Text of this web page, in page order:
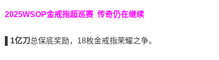
2025WSOP金戒指超巡赛 传奇仍在继续
1亿刀总保底奖励，18枚金戒指荣耀之争。